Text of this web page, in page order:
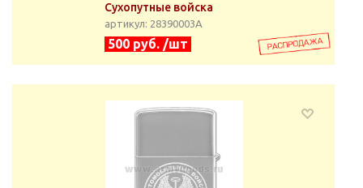
Сухопутные войска
артикул: 28390003А
500 руб. /шт